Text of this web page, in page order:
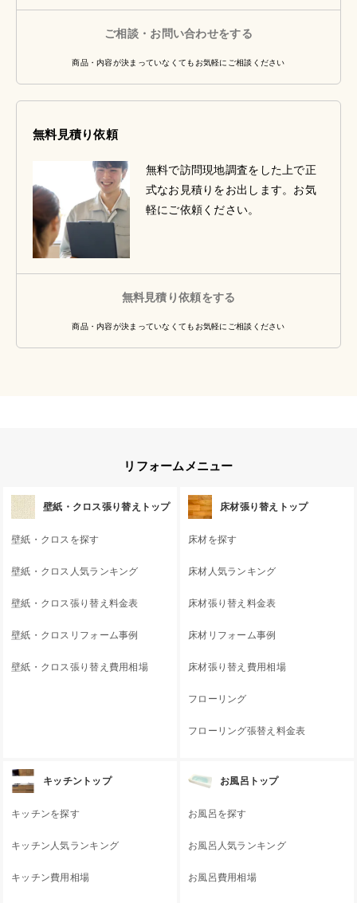
ご相談・お問い合わせをする
商品・内容が決まっていなくてもお気軽にご相談ください
無料見積り依頼
無料で訪問現地調査をした上で正
式なお見積りをお出します。お気
軽にご依頼ください。
無料見積り依頼をする
商品・内容が決まっていなくてもお気軽にご相談ください
リフォームメニュー
壁紙・クロス張り替えトップ
壁紙・クロスを探す
壁紙・クロス人気ランキング
壁紙・クロス張り替え料金表
壁紙・クロスリフォーム事例
壁紙・クロス張り替え費用相場
床材張り替えトップ
床材を探す
床材人気ランキング
床材張り替え料金表
床材リフォーム事例
床材張り替え費用相場
フローリング
フローリング張替え料金表
キッチントップ
キッチンを探す
キッチン人気ランキング
キッチン費用相場
お風呂トップ
お風呂を探す
お風呂人気ランキング
お風呂費用相場